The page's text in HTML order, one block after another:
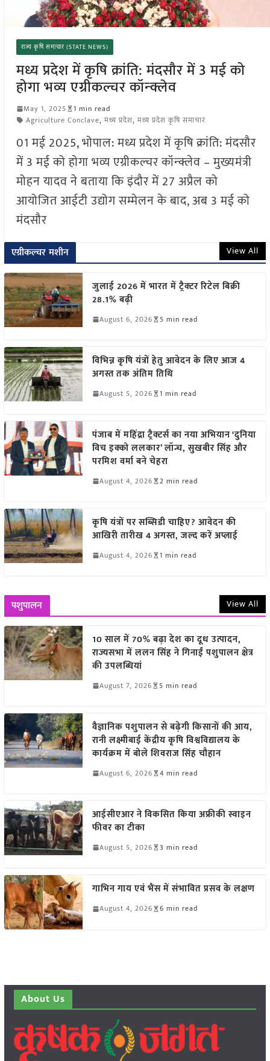
राज्य कृषि समाचार (STATE NEWS)
मध्य प्रदेश में कृषि क्रांति: मंदसौर में 3 मई को
होगा भव्य एग्रीकल्चर कॉन्क्लेव
May 1, 2025
1 min read
Agriculture Conclave, मध्य प्रदेश, मध्य प्रदेश कृषि समाचार
01 मई 2025, भोपाल: मध्य प्रदेश में कृषि क्रांति: मंदसौर
में 3 मई को होगा भव्य एग्रीकल्चर कॉन्क्लेव – मुख्यमंत्री
मोहन यादव ने बताया कि इंदौर में 27 अप्रैल को
आयोजित आईटी उद्योग सम्मेलन के बाद, अब 3 मई को
मंदसौर
एग्रीकल्चर मशीन View All
जुलाई 2026 में भारत में ट्रैक्टर रिटेल बिक्री
28.1% बढ़ी
August 6, 2026 5 min read
विभिन्न कृषि यंत्रों हेतु आवेदन के लिए आज 4
अगस्त तक अंतिम तिथि
August 5, 2026 1 min read
पंजाब में महिंद्रा ट्रैक्टर्स का नया अभियान ‘दुनिया
विच इक्को ललकार’ लॉन्च, सुखबीर सिंह और
परमिश वर्मा बने चेहरा
August 4, 2026 2 min read
कृषि यंत्रों पर सब्सिडी चाहिए? आवेदन की
आखिरी तारीख 4 अगस्त, जल्द करें अप्लाई
August 4, 2026 1 min read
पशुपालन View All
10 साल में 70% बढ़ा देश का दूध उत्पादन,
राज्यसभा में ललन सिंह ने गिनाईं पशुपालन क्षेत्र
की उपलब्धियां
August 7, 2026 5 min read
वैज्ञानिक पशुपालन से बढ़ेगी किसानों की आय,
रानी लक्ष्मीबाई केंद्रीय कृषि विश्वविद्यालय के
कार्यक्रम में बोले शिवराज सिंह चौहान
August 6, 2026 4 min read
आईसीएआर ने विकसित किया अफ्रीकी स्वाइन
फीवर का टीका
August 5, 2026 3 min read
गाभिन गाय एवं भैंस में संभावित प्रसव के लक्षण
August 4, 2026 6 min read
About Us